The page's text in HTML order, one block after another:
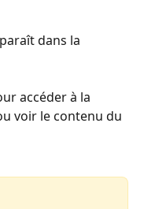
dans la
accéder à la
voir le contenu du